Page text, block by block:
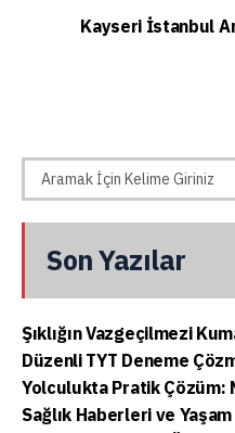
Kayseri İstanbul
Son Yazılar
Şıklığın Vazgeçilmezi
Düzenli TYT Deneme
Yolculukta Pratik Çözüm:
Sağlık Haberleri ve